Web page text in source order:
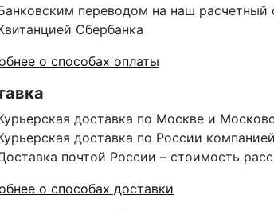
переводом на наш расчетный
Сбербанка
о способах оплаты
доставка по Москве и
доставка по России
почтой России – стоимость
о способах доставки